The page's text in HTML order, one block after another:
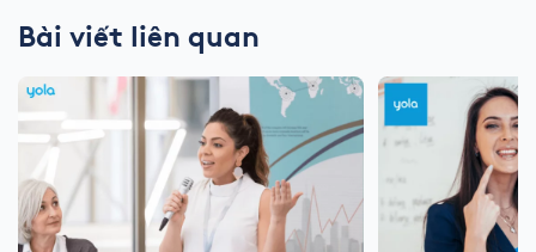
Bài viết liên quan